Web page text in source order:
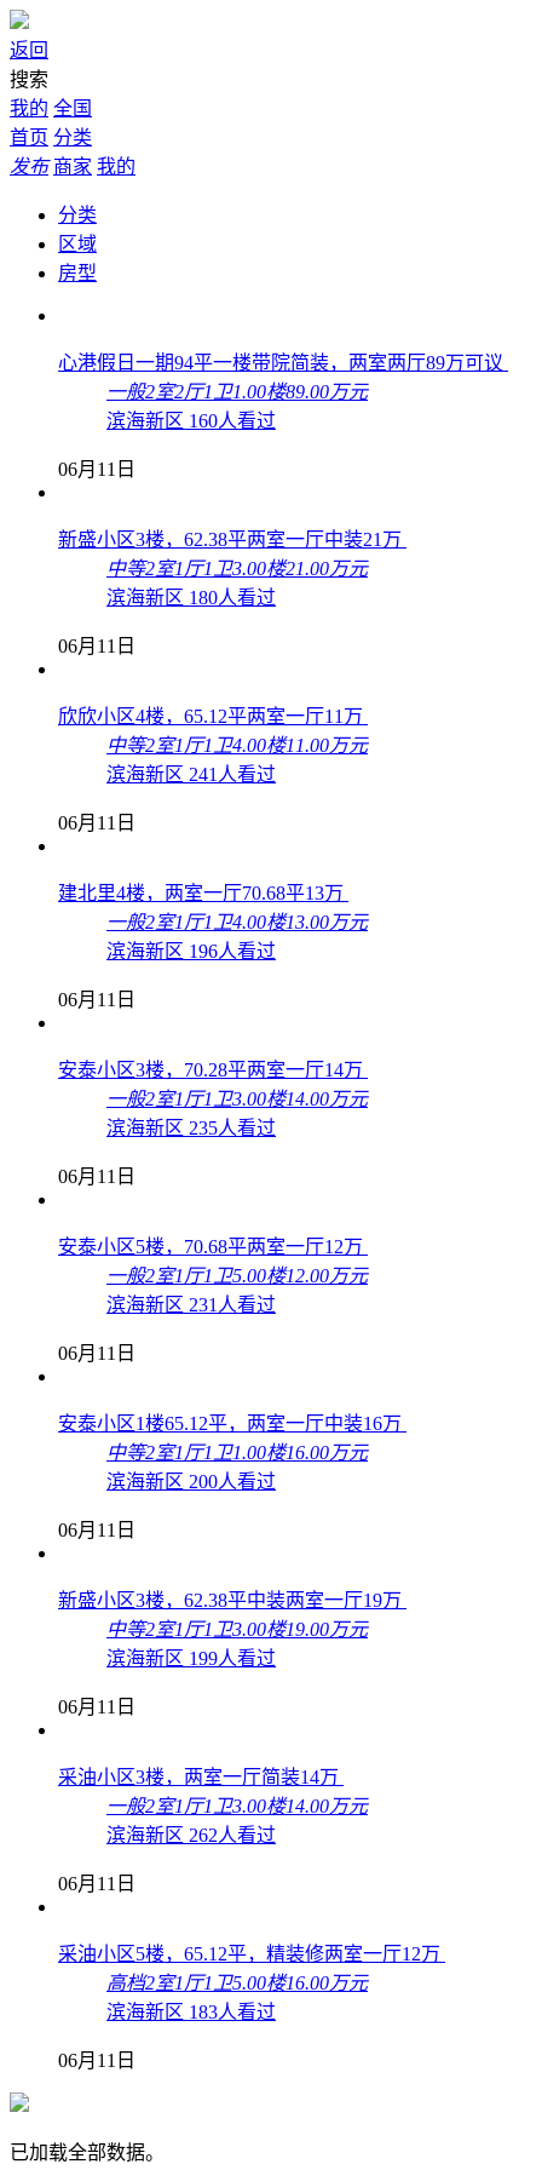
返回
搜索
我的 全国
首页 分类
发布 商家 我的
分类
区域
房型
心港假日一期94平一楼带院简装，两室两厅89万可议
一般2室2厅1卫1.00楼89.00万元
滨海新区 160人看过
06月11日
新盛小区3楼，62.38平两室一厅中装21万
中等2室1厅1卫3.00楼21.00万元
滨海新区 180人看过
06月11日
欣欣小区4楼，65.12平两室一厅11万
中等2室1厅1卫4.00楼11.00万元
滨海新区 241人看过
06月11日
建北里4楼，两室一厅70.68平13万
一般2室1厅1卫4.00楼13.00万元
滨海新区 196人看过
06月11日
安泰小区3楼，70.28平两室一厅14万
一般2室1厅1卫3.00楼14.00万元
滨海新区 235人看过
06月11日
安泰小区5楼，70.68平两室一厅12万
一般2室1厅1卫5.00楼12.00万元
滨海新区 231人看过
06月11日
安泰小区1楼65.12平，两室一厅中装16万
中等2室1厅1卫1.00楼16.00万元
滨海新区 200人看过
06月11日
新盛小区3楼，62.38平中装两室一厅19万
中等2室1厅1卫3.00楼19.00万元
滨海新区 199人看过
06月11日
采油小区3楼，两室一厅简装14万
一般2室1厅1卫3.00楼14.00万元
滨海新区 262人看过
06月11日
采油小区5楼，65.12平，精装修两室一厅12万
高档2室1厅1卫5.00楼16.00万元
滨海新区 183人看过
06月11日
已加载全部数据。